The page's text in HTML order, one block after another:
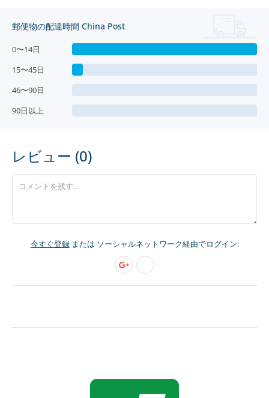
郵便物の配達時間 China Post
0〜14日
15〜45日
46〜90日
90日以上
レビュー (0)
今すぐ登録または ソーシャルネットワーク経由でログイン: